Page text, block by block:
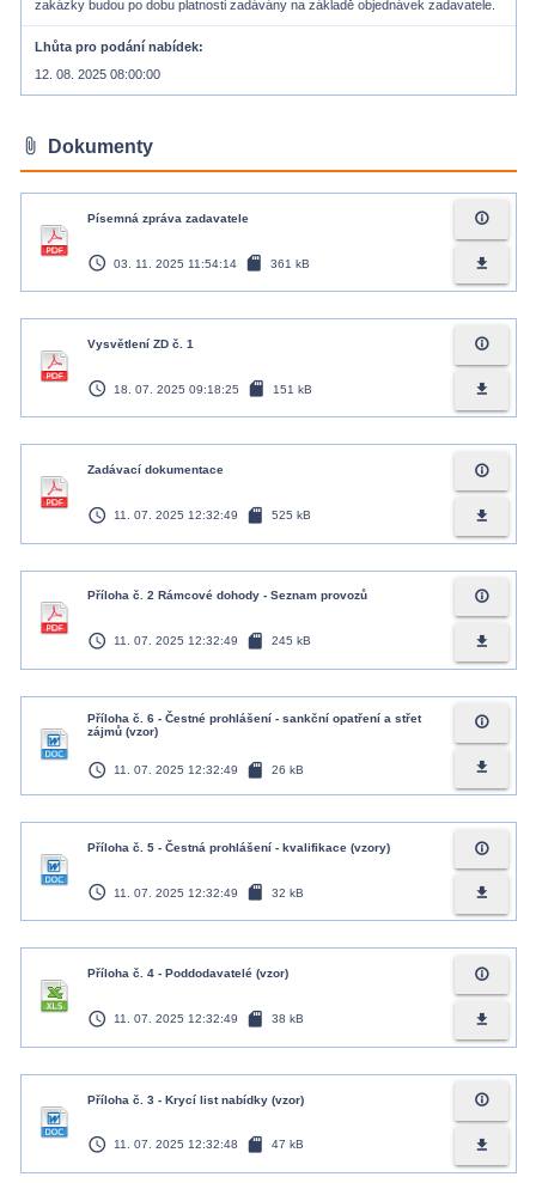
Lhůta pro podání nabídek
12. 08. 2025 08:00:00
attach_file Dokumenty
Písemná zpráva zadavatele
access_time 03. 11. 2025 11:54:14 sd_card 361 kB
info_outline
file_download
Vysvětlení ZD č. 1
access_time 18. 07. 2025 09:18:25 sd_card 151 kB
info_outline
file_download
Zadávací dokumentace
access_time 11. 07. 2025 12:32:49 sd_card 525 kB
info_outline
file_download
Příloha č. 2 Rámcové dohody - Seznam provozů
access_time 11. 07. 2025 12:32:49 sd_card 245 kB
info_outline
file_download
Příloha č. 6 - Čestné prohlášení - sankční opatření a střet
zájmů (vzor)
access_time 11. 07. 2025 12:32:49 sd_card 26 kB
info_outline
file_download
Příloha č. 5 - Čestná prohlášení - kvalifikace (vzory)
access_time 11. 07. 2025 12:32:49 sd_card 32 kB
info_outline
file_download
Příloha č. 4 - Poddodavatelé (vzor)
access_time 11. 07. 2025 12:32:49 sd_card 38 kB
info_outline
file_download
Příloha č. 3 - Krycí list nabídky (vzor)
access_time 11. 07. 2025 12:32:48 sd_card 47 kB
info_outline
file_download